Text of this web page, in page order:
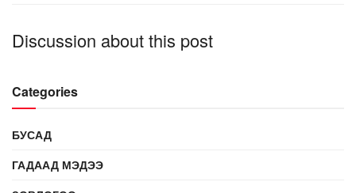
Discussion about this post
Categories
БУСАД
ГАДААД МЭДЭЭ